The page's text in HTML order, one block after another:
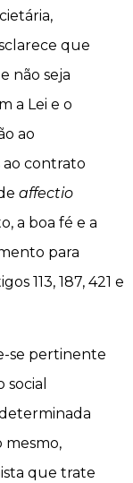
que
não seja
a Lei e o
ao
contrato
affectio
a boa fé e a
para
113, 187, 421 e
se pertinente
mesmo,
que trate